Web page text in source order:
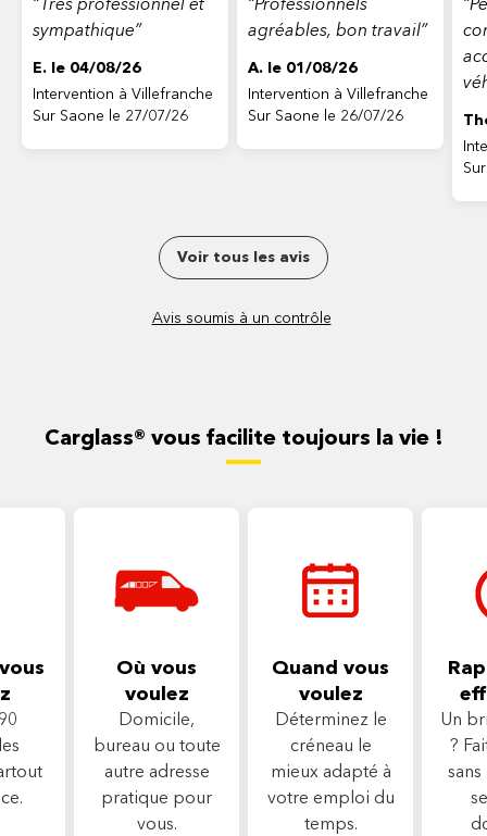
“Très professionnel et
sympathique”
E. le 04/08/26
Intervention à Villefranche
Sur Saone le 27/07/26
“Professionnels
agréables, bon travail”
A. le 01/08/26
Intervention à Villefranche
Sur Saone le 26/07/26
Voir tous les avis
Avis soumis à un contrôle
Carglass® vous facilite toujours la vie !
Où vous
voulez
Domicile,
bureau ou toute
autre adresse
pratique pour
vous.
Quand vous
voulez
Déterminez le
créneau le
mieux adapté à
votre emploi du
temps.
Un
?
sans